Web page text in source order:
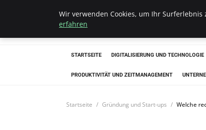
Hellmut
STARTSEITE DIGITALISIERUNG UND TECHNOLOGIE
PRODUKTIVITÄT UND ZEITMANAGEMENT
Startseite Gründung und Start-ups Welche
Wir verwenden Cookies, um Ihr
erfahren